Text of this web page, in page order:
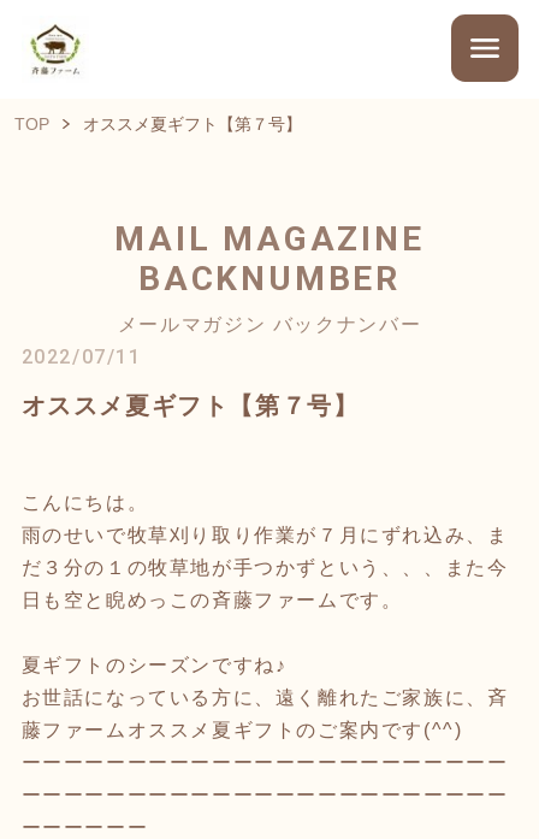
TOP オススメ夏ギフト【第７号】
MAIL MAGAZINE
BACKNUMBER
メールマガジン バックナンバー
2022/07/11
オススメ夏ギフト【第７号】
こんにちは。
雨のせいで牧草刈り取り作業が７月にずれ込み、ま
だ３分の１の牧草地が手つかずという、、、また今
日も空と睨めっこの斉藤ファームです。
夏ギフトのシーズンですね♪
お世話になっている方に、遠く離れたご家族に、斉
藤ファームオススメ夏ギフトのご案内です(^^)
ーーーーーーーーーーーーーーーーーーーーーーー
ーーーーーーーーーーーーーーーーーーーーーーー
ーーーーーー